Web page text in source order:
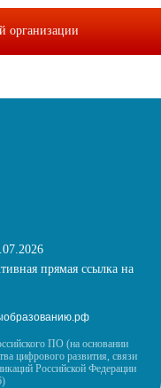
организации
прямая ссылка на
ПО (на основании
цифрового развития, связи
Российской Федерации